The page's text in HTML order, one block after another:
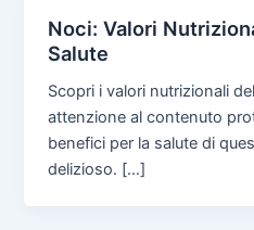
Noci: Valori
Salute
Scopri i valori nutrizionali
attenzione al contenuto
benefici per la salute di
delizioso. […]